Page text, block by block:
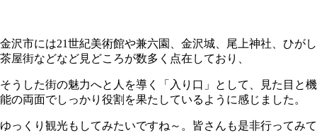
金沢市には21世紀美術館や兼六園、金沢城、尾上神社、ひがし
茶屋街などなど見どころが数多く点在しており、
そうした街の魅力へと人を導く「入り口」として、見た目と機
能の両面でしっかり役割を果たしているように感じました。
ゆっくり観光もしてみたいですね～。皆さんも是非行ってみて